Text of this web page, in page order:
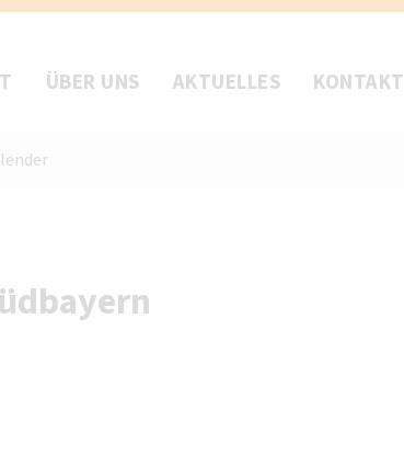
ÜBER UNS AKTUELLES KONTAKT